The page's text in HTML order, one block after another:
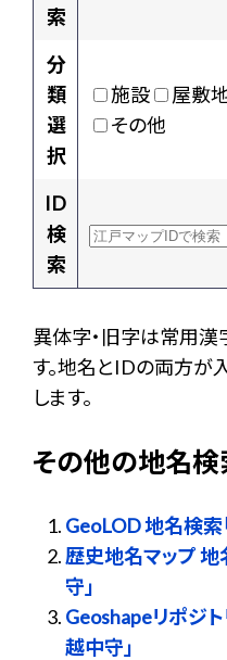
索
分
類
選
択
施設 屋敷
その他
ID
検
索
異体字・旧字は常用漢
す。地名とIDの両方
します。
その他の地名検
GeoLOD 地名検索
歴史地名マップ 地
守」
Geoshapeリポジト
越中守」